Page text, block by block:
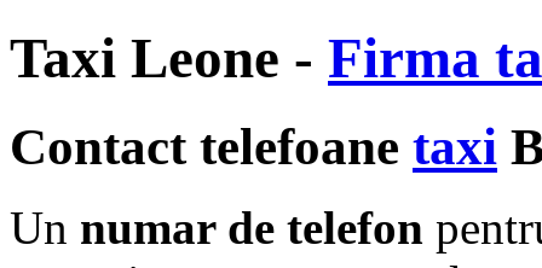
Taxi Leone - Firma
Contact telefoane taxi
Un numar de telefon